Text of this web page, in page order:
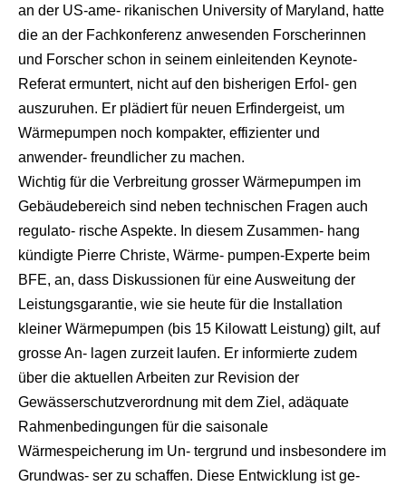
an der US-ame- rikanischen University of Maryland, hatte
die an der Fachkonferenz anwesenden Forscherinnen
und Forscher schon in seinem einleitenden Keynote-
Referat ermuntert, nicht auf den bisherigen Erfol- gen
auszuruhen. Er plädiert für neuen Erfindergeist, um
Wärmepumpen noch kompakter, effizienter und
anwender- freundlicher zu machen.
Wichtig für die Verbreitung grosser Wärmepumpen im
Gebäudebereich sind neben technischen Fragen auch
regulato- rische Aspekte. In diesem Zusammen- hang
kündigte Pierre Christe, Wärme- pumpen-Experte beim
BFE, an, dass Diskussionen für eine Ausweitung der
Leistungsgarantie, wie sie heute für die Installation
kleiner Wärmepumpen (bis 15 Kilowatt Leistung) gilt, auf
grosse An- lagen zurzeit laufen. Er informierte zudem
über die aktuellen Arbeiten zur Revision der
Gewässerschutzverordnung mit dem Ziel, adäquate
Rahmenbedingungen für die saisonale
Wärmespeicherung im Un- tergrund und insbesondere im
Grundwas- ser zu schaffen. Diese Entwicklung ist ge-